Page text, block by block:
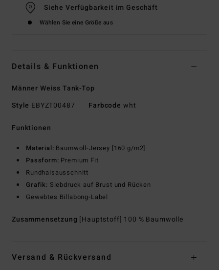
Siehe Verfügbarkeit im Geschäft
Wählen Sie eine Größe aus
Details & Funktionen
Männer Weiss Tank-Top
Style EBYZT00487 Farbcode wht
Funktionen
Material: Baumwoll-Jersey [160 g/m2]
Passform: Premium Fit
Rundhalsausschnitt
Grafik: Siebdruck auf Brust und Rücken
Gewebtes Billabong-Label
Zusammensetzung [Hauptstoff] 100 % Baumwolle
Versand & Rückversand